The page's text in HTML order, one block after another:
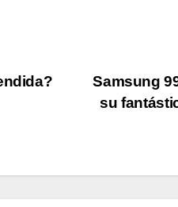
Samsung
su